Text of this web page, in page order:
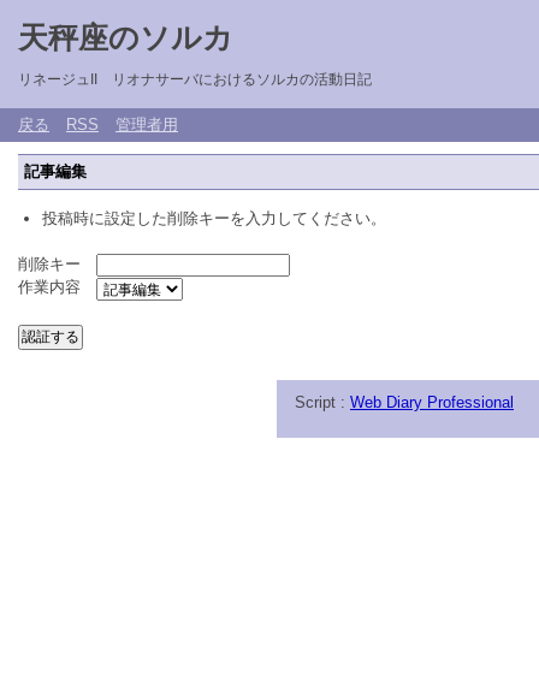
天秤座のソルカ
リネージュII リオナサーバにおけるソルカの活動日記
戻る RSS 管理者用
記事編集
投稿時に設定した削除キーを入力してください。
削除キー
作業内容
Script : Web Diary Professional